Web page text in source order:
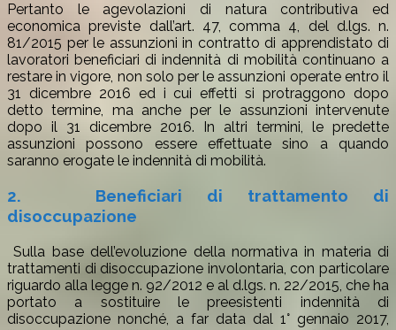
Pertanto le agevolazioni di natura contributiva ed
economica previste dall’art. 47, comma 4, del d.lgs. n.
81/2015 per le assunzioni in contratto di apprendistato di
lavoratori beneficiari di indennità di mobilità continuano a
restare in vigore, non solo per le assunzioni operate entro il
31 dicembre 2016 ed i cui effetti si protraggono dopo
detto termine, ma anche per le assunzioni intervenute
dopo il 31 dicembre 2016. In altri termini, le predette
assunzioni possono essere effettuate sino a quando
saranno erogate le indennità di mobilità.
2.
Beneficiari di trattamento di
disoccupazione
Sulla base dell’evoluzione della normativa in materia di
trattamenti di disoccupazione involontaria, con particolare
riguardo alla legge n. 92/2012 e al d.lgs. n. 22/2015, che ha
portato a sostituire le preesistenti indennità di
disoccupazione nonché, a far data dal 1° gennaio 2017,